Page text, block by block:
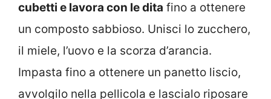
cubetti e lavora con le dita fino a ottenere
un composto sabbioso. Unisci lo zucchero,
il miele, l’uovo e la scorza d’arancia.
Impasta fino a ottenere un panetto liscio,
avvolgilo nella pellicola e lascialo riposare